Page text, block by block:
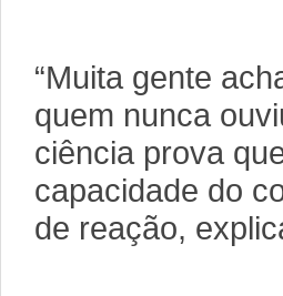
“Muita gente
quem nunca
ciência prova
capacidade do
de reação,